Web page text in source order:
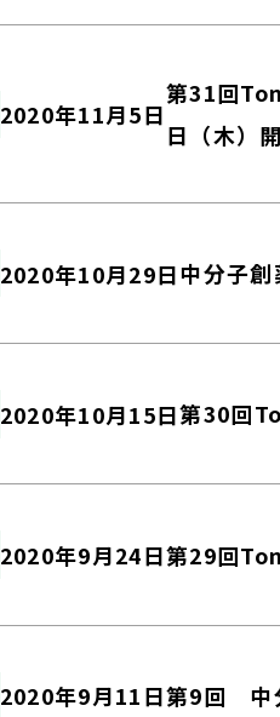
2020年11月5日
第31回
日（木）
2020年10月29日中分子
2020年10月15日第30回
2020年9月24日第29回
2020年9月11日第9回 中